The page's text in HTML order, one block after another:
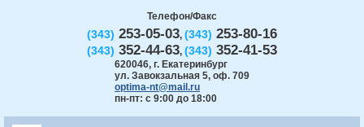
Телефон/Факс
(343) 253-05-03, (343) 253-80-16
(343) 352-44-63, (343) 352-41-53
620046, г. Екатеринбург
ул. Завокзальная 5, оф. 709
optima-nt@mail.ru
пн-пт: с 9:00 до 18:00